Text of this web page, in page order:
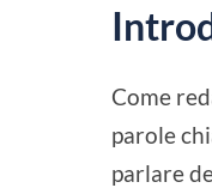
Come
parole
parlare